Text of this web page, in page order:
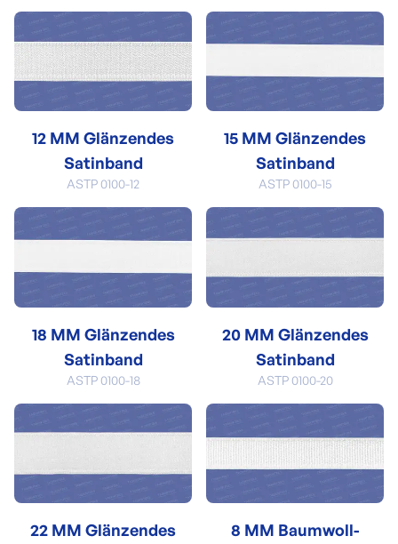
12 MM Glänzendes
Satinband
ASTP 0100-12
15 MM Glänzendes
Satinband
ASTP 0100-15
18 MM Glänzendes
Satinband
ASTP 0100-18
20 MM Glänzendes
Satinband
ASTP 0100-20
22 MM Glänzendes
8 MM Baumwoll-